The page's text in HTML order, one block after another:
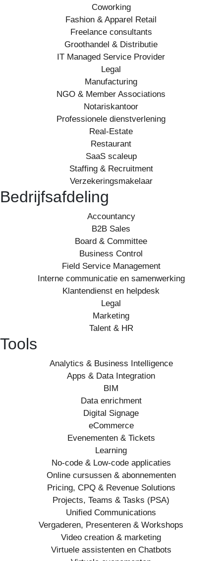
Coworking
Fashion & Apparel Retail
Freelance consultants
Groothandel & Distributie
IT Managed Service Provider
Legal
Manufacturing
NGO & Member Associations
Notariskantoor
Professionele dienstverlening
Real-Estate
Restaurant
SaaS scaleup
Staffing & Recruitment
Verzekeringsmakelaar
Bedrijfsafdeling
Accountancy
B2B Sales
Board & Committee
Business Control
Field Service Management
Interne communicatie en samenwerking
Klantendienst en helpdesk
Legal
Marketing
Talent & HR
Tools
Analytics & Business Intelligence
Apps & Data Integration
BIM
Data enrichment
Digital Signage
eCommerce
Evenementen & Tickets
Learning
No-code & Low-code applicaties
Online cursussen & abonnementen
Pricing, CPQ & Revenue Solutions
Projects, Teams & Tasks (PSA)
Unified Communications
Vergaderen, Presenteren & Workshops
Video creation & marketing
Virtuele assistenten en Chatbots